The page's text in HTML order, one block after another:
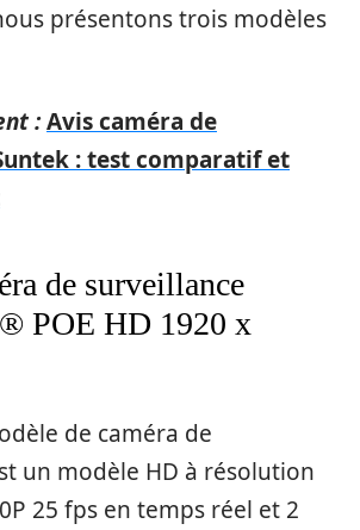
présentons trois modèles
:Avis caméra de
: test comparatif et
de surveillance
POE HD 1920 x
de caméra de
un modèle HD à résolution
25 fps en temps réel et 2